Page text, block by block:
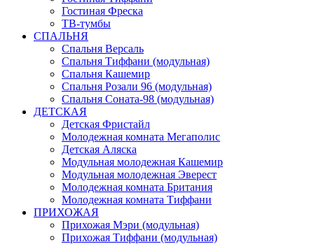
Гостиная Фреска
ТВ-тумбы
СПАЛЬНЯ
Спальня Версаль
Спальня Тиффани (модульная)
Спальня Кашемир
Спальня Розали 96 (модульная)
Спальня Соната-98 (модульная)
ДЕТСКАЯ
Детская Фристайл
Молодежная комната Мегаполис
Детская Аляска
Модульная молодежная Кашемир
Модульная молодежная Эверест
Молодежная комната Британия
Молодежная комната Тиффани
ПРИХОЖАЯ
Прихожая Мэри (модульная)
Прихожая Тиффани (модульная)